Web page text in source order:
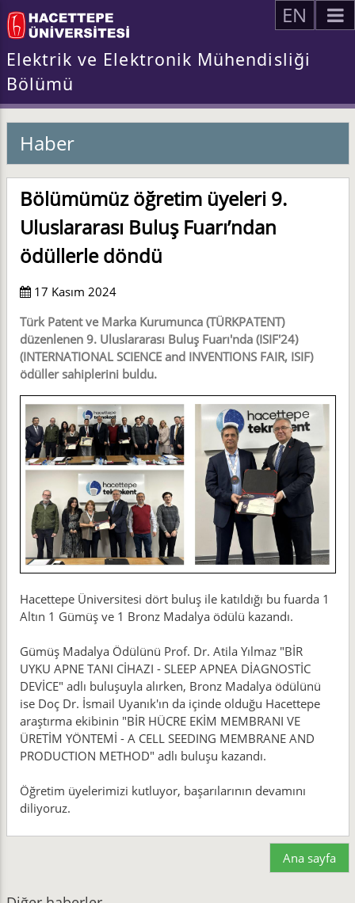
EN
Elektrik ve Elektronik Mühendisliği
Bölümü
Haber
Bölümümüz öğretim üyeleri 9.
Uluslararası Buluş Fuarı’ndan
ödüllerle döndü
17 Kasım 2024
Türk Patent ve Marka Kurumunca (TÜRKPATENT)
düzenlenen 9. Uluslararası Buluş Fuarı'nda (ISIF'24)
(INTERNATIONAL SCIENCE and INVENTIONS FAIR, ISIF)
ödüller sahiplerini buldu.
Hacettepe Üniversitesi dört buluş ile katıldığı bu fuarda 1
Altın 1 Gümüş ve 1 Bronz Madalya ödülü kazandı.
Gümüş Madalya Ödülünü Prof. Dr. Atila Yılmaz "BİR
UYKU APNE TANI CİHAZI - SLEEP APNEA DİAGNOSTİC
DEVİCE" adlı buluşuyla alırken, Bronz Madalya ödülünü
ise Doç Dr. İsmail Uyanık'ın da içinde olduğu Hacettepe
araştırma ekibinin "BİR HÜCRE EKİM MEMBRANI VE
ÜRETİM YÖNTEMİ - A CELL SEEDING MEMBRANE AND
PRODUCTION METHOD" adlı buluşu kazandı.
Öğretim üyelerimizi kutluyor, başarılarının devamını
diliyoruz.
Ana sayfa